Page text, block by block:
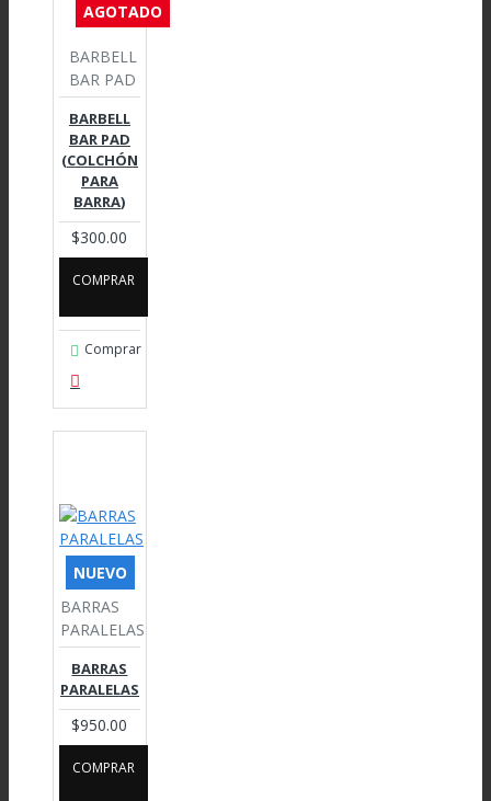
AGOTADO
BARBELL
BAR PAD
BARBELL
BAR PAD
(COLCHÓN
PARA
BARRA)
$300.00
COMPRAR
Comprar
NUEVO
BARRAS
PARALELAS
BARRAS
PARALELAS
$950.00
COMPRAR